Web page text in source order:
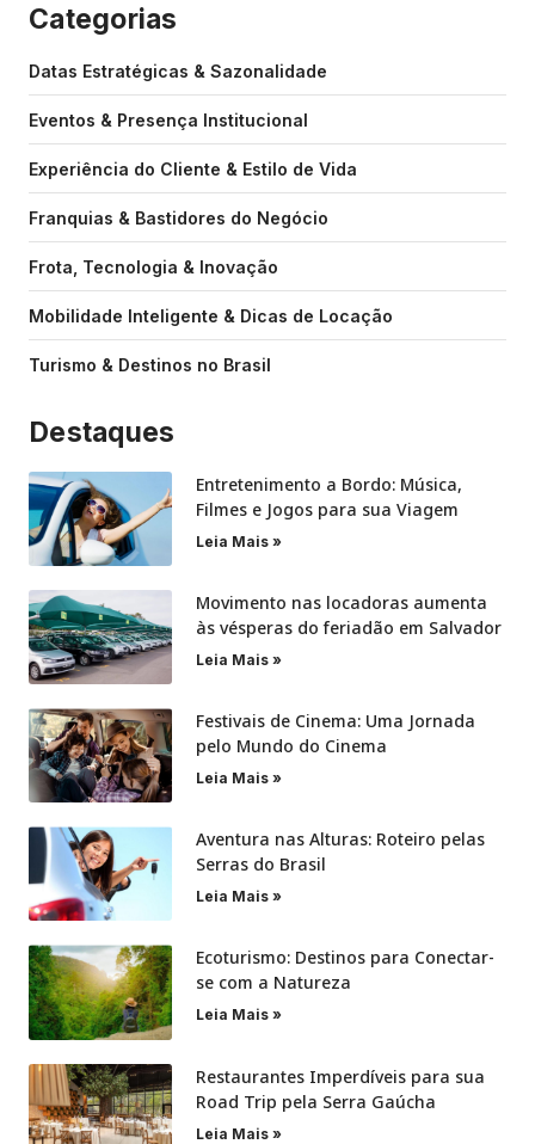
Categorias
Datas Estratégicas & Sazonalidade
Eventos & Presença Institucional
Experiência do Cliente & Estilo de Vida
Franquias & Bastidores do Negócio
Frota, Tecnologia & Inovação
Mobilidade Inteligente & Dicas de Locação
Turismo & Destinos no Brasil
Destaques
Entretenimento a Bordo: Música,
Filmes e Jogos para sua Viagem
Leia Mais »
Movimento nas locadoras aumenta
às vésperas do feriadão em Salvador
Leia Mais »
Festivais de Cinema: Uma Jornada
pelo Mundo do Cinema
Leia Mais »
Aventura nas Alturas: Roteiro pelas
Serras do Brasil
Leia Mais »
Ecoturismo: Destinos para Conectar-
se com a Natureza
Leia Mais »
Restaurantes Imperdíveis para sua
Road Trip pela Serra Gaúcha
Leia Mais »